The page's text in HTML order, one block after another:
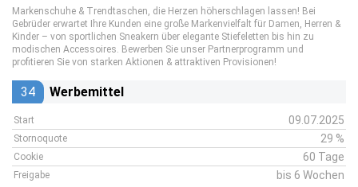
Markenschuhe & Trendtaschen, die Herzen höherschlagen lassen! Bei
Gebrüder erwartet Ihre Kunden eine große Markenvielfalt für Damen, Herren &
Kinder – von sportlichen Sneakern über elegante Stiefeletten bis hin zu
modischen Accessoires. Bewerben Sie unser Partnerprogramm und
profitieren Sie von starken Aktionen & attraktiven Provisionen!
34 Werbemittel
Start 09.07.2025
Stornoquote 29 %
Cookie 60 Tage
Freigabe bis 6 Wochen